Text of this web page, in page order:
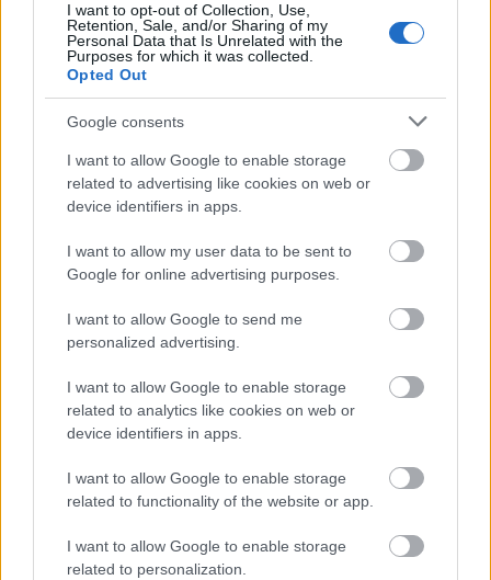
I want to opt-out of Collection, Use,
Retention, Sale, and/or Sharing of my
Personal Data that Is Unrelated with the
Purposes for which it was collected.
Opted Out
Google consents
I want to allow Google to enable storage
related to advertising like cookies on web or
device identifiers in apps.
I want to allow my user data to be sent to
Google for online advertising purposes.
I want to allow Google to send me
personalized advertising.
I want to allow Google to enable storage
related to analytics like cookies on web or
device identifiers in apps.
I want to allow Google to enable storage
related to functionality of the website or app.
I want to allow Google to enable storage
related to personalization.
2 ALAP Champagne, ami olcsó és
mindenkinek bejön
piskor.fanni•2019. szeptember 05.
Tegnap este egy különleges mesterkurzuson jártam
a Borkollégiumban, ahol az alap Champagne